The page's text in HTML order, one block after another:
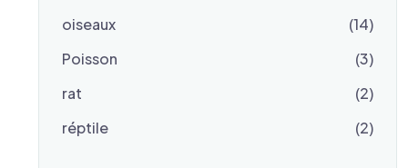
oiseaux
(14)
Poisson
(3)
rat
(2)
réptile
(2)